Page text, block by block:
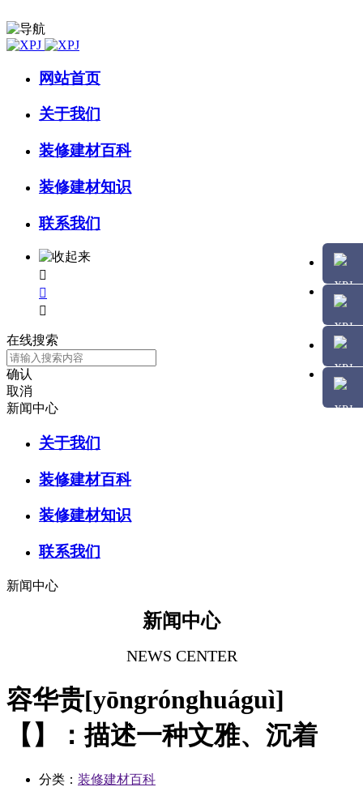
网站首页
关于我们
装修建材百科
装修建材知识
联系我们



在线搜索
确认
取消
新闻中心
关于我们
装修建材百科
装修建材知识
联系我们
新闻中心
新闻中心
NEWS CENTER
容华贵[yōngrónghuáguì]
【】：描述一种文雅、沉着
分类： 装修建材百科